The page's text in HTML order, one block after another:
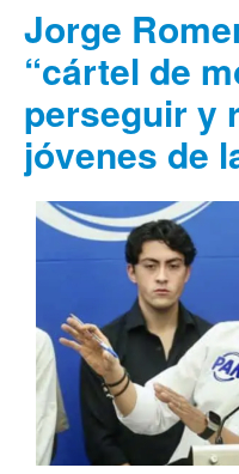
Jorge
“cártel de
perseguir y
jóvenes de